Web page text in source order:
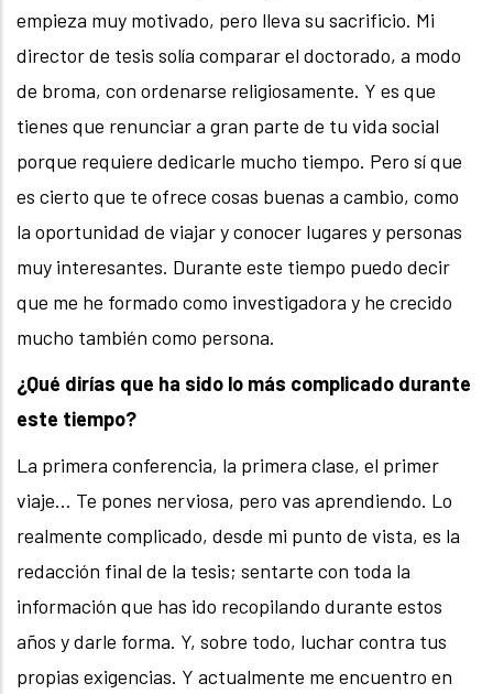
empieza muy motivado, pero lleva su sacrificio. Mi
director de tesis solía comparar el doctorado, a modo
de broma, con ordenarse religiosamente. Y es que
tienes que renunciar a gran parte de tu vida social
porque requiere dedicarle mucho tiempo. Pero sí que
es cierto que te ofrece cosas buenas a cambio, como
la oportunidad de viajar y conocer lugares y personas
muy interesantes. Durante este tiempo puedo decir
que me he formado como investigadora y he crecido
mucho también como persona.
¿Qué dirías que ha sido lo más complicado durante
este tiempo?
La primera conferencia, la primera clase, el primer
viaje… Te pones nerviosa, pero vas aprendiendo. Lo
realmente complicado, desde mi punto de vista, es la
redacción final de la tesis; sentarte con toda la
información que has ido recopilando durante estos
años y darle forma. Y, sobre todo, luchar contra tus
propias exigencias. Y actualmente me encuentro en